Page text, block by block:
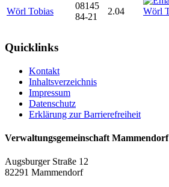
Wörl Tobias
08145
84-21
2.04
Quicklinks
Kontakt
Inhaltsverzeichnis
Impressum
Datenschutz
Erklärung zur Barrierefreiheit
Verwaltungsgemeinschaft Mammendorf
Augsburger Straße 12
82291 Mammendorf